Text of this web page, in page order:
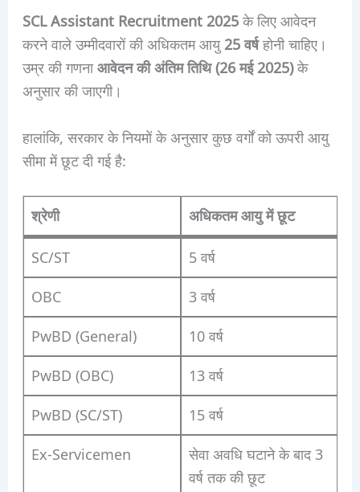
SCL Assistant Recruitment 2025के लिए आवेदन
करने वाले उम्मीदवारों की अधिकतम आयु25 वर्षहोनी चाहिए।
उम्र की गणनाआवेदन की अंतिम तिथि (26 मई 2025)के
अनुसार की जाएगी।
हालांकि, सरकार के नियमों के अनुसार कुछ वर्गों को ऊपरी आयु
सीमा में छूट दी गई है:
श्रेणी अधिकतम आयु में छूट
SC/ST 5 वर्ष
OBC 3 वर्ष
PwBD (General) 10 वर्ष
PwBD (OBC) 13 वर्ष
PwBD (SC/ST) 15 वर्ष
Ex-Servicemen
सेवा अवधि घटाने के बाद 3
वर्ष तक की छूट